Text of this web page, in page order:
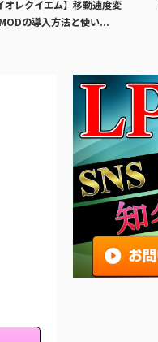
オレクイエム】CPポイント
限化MODの導入方法...